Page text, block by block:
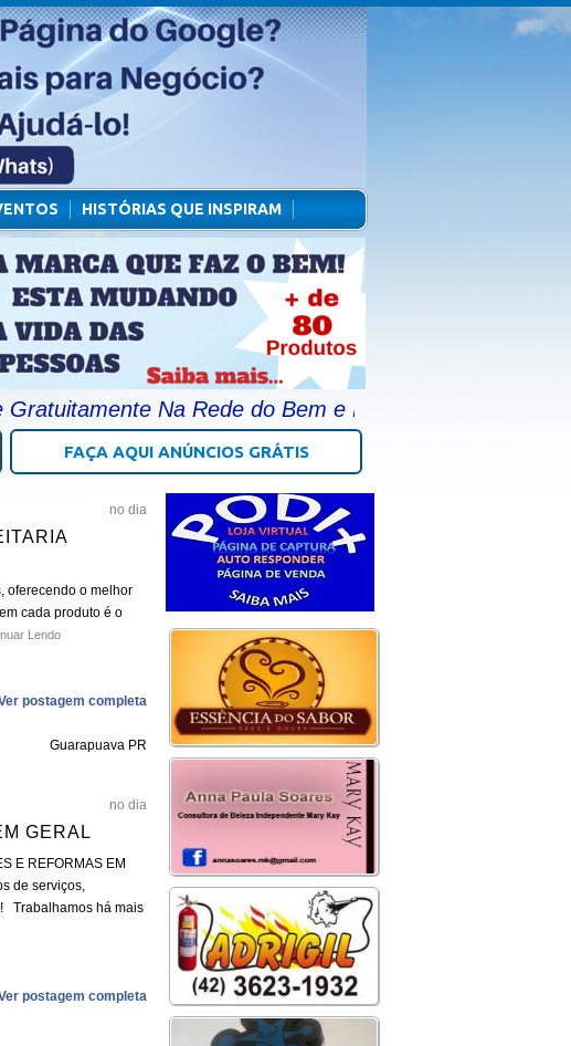
HISTÓRIAS QUE INSPIRAM
Na Rede do Bem e Publique na Página
FAÇA AQUI ANÚNCIOS GRÁTIS
no dia
oferecendo o melhor
cada produto é o
Lendo
postagem completa
Guarapuava PR
no dia
GERAL
E REFORMAS EM
de serviços,
Trabalhamos há mais
postagem completa